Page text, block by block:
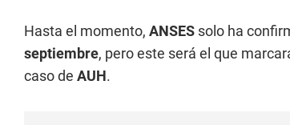
Hasta el momento, ANSES solo ha
septiembre, pero este será el que
caso de AUH.